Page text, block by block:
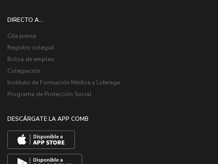
DIRECTO A...
Cita previa
Registro colegial
Bolsa de empleo
Colegiación
Instituto de Formación Médica y Liderage
Programa de Protección Social
DESCÁRGATE LA APP COMB